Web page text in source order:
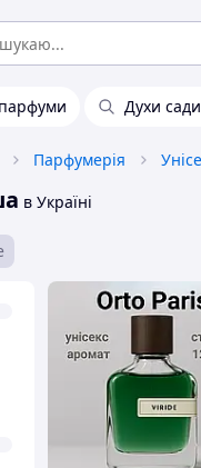
Духи
Парфумерія
в Україні